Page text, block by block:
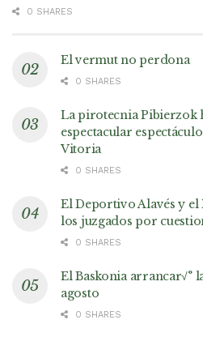
0 SHARES
El vermut no perdona
0 SHARES
La pirotecnia Pibierzok
espectacular
Vitoria
0 SHARES
El Deportivo Alavés y el
los juzgados por
0 SHARES
El Baskonia arrancar√°
agosto
0 SHARES